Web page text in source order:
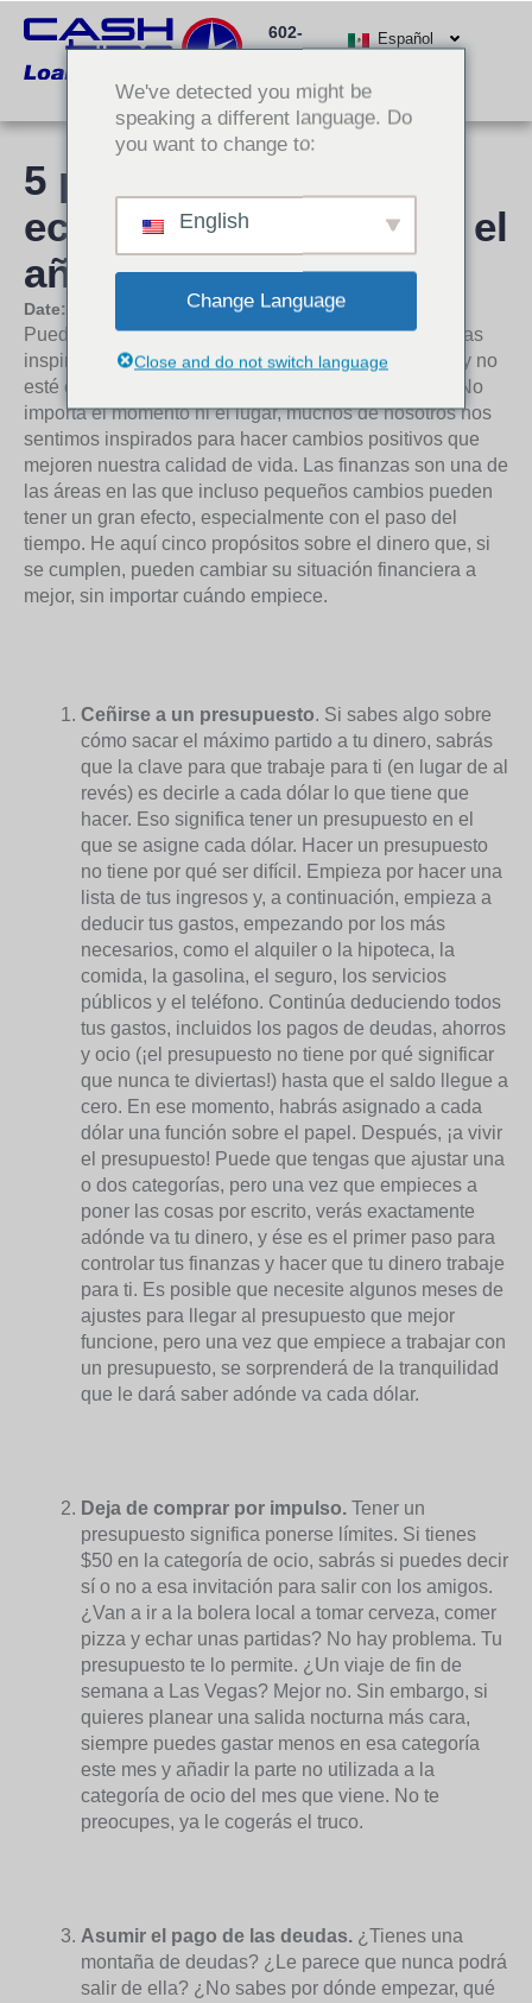
contenido
602-
3000
Español
5 propósitos
económicos para todo el
año
Date: 22 de enero de 2019
Puede que sea el comienzo del nuevo año y te sientas
inspirado para hacer un cambio. Tal vez sea verano y no
esté contento con la forma en que ha ido su ahorro. No
importa el momento ni el lugar, muchos de nosotros nos
sentimos inspirados para hacer cambios positivos que
mejoren nuestra calidad de vida. Las finanzas son una de
las áreas en las que incluso pequeños cambios pueden
tener un gran efecto, especialmente con el paso del
tiempo. He aquí cinco propósitos sobre el dinero que, si
se cumplen, pueden cambiar su situación financiera a
mejor, sin importar cuándo empiece.
Ceñirse a un presupuesto. Si sabes algo sobre
cómo sacar el máximo partido a tu dinero, sabrás
que la clave para que trabaje para ti (en lugar de al
revés) es decirle a cada dólar lo que tiene que
hacer. Eso significa tener un presupuesto en el
que se asigne cada dólar. Hacer un presupuesto
no tiene por qué ser difícil. Empieza por hacer una
lista de tus ingresos y, a continuación, empieza a
deducir tus gastos, empezando por los más
necesarios, como el alquiler o la hipoteca, la
comida, la gasolina, el seguro, los servicios
públicos y el teléfono. Continúa deduciendo todos
tus gastos, incluidos los pagos de deudas, ahorros
y ocio (¡el presupuesto no tiene por qué significar
que nunca te diviertas!) hasta que el saldo llegue a
cero. En ese momento, habrás asignado a cada
dólar una función sobre el papel. Después, ¡a vivir
el presupuesto! Puede que tengas que ajustar una
o dos categorías, pero una vez que empieces a
poner las cosas por escrito, verás exactamente
adónde va tu dinero, y ése es el primer paso para
controlar tus finanzas y hacer que tu dinero trabaje
para ti. Es posible que necesite algunos meses de
ajustes para llegar al presupuesto que mejor
funcione, pero una vez que empiece a trabajar con
un presupuesto, se sorprenderá de la tranquilidad
que le dará saber adónde va cada dólar.
Deja de comprar por impulso. Tener un
presupuesto significa ponerse límites. Si tienes
$50 en la categoría de ocio, sabrás si puedes decir
sí o no a esa invitación para salir con los amigos.
¿Van a ir a la bolera local a tomar cerveza, comer
pizza y echar unas partidas? No hay problema. Tu
presupuesto te lo permite. ¿Un viaje de fin de
semana a Las Vegas? Mejor no. Sin embargo, si
quieres planear una salida nocturna más cara,
siempre puedes gastar menos en esa categoría
este mes y añadir la parte no utilizada a la
categoría de ocio del mes que viene. No te
preocupes, ya le cogerás el truco.
Asumir el pago de las deudas. ¿Tienes una
montaña de deudas? ¿Le parece que nunca podrá
salir de ella? ¿No sabes por dónde empezar, qué
We've detected you might be
speaking a different language. Do
you want to change to:
English
Change Language
Close and do not switch language